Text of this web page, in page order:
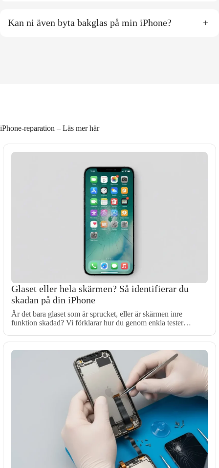
Kan ni även byta bakglas på min iPhone? +
iPhone-reparation – Läs mer här
Glaset eller hela skärmen? Så identifierar du
skadan på din iPhone
Är det bara glaset som är sprucket, eller är skärmen inre
funktion skadad? Vi förklarar hur du genom enkla tester…